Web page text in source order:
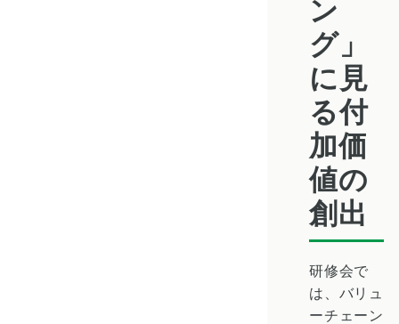
ン
グ」
に見
る付
加価
値の
創出
研修会で
は、バリュ
ーチェーン